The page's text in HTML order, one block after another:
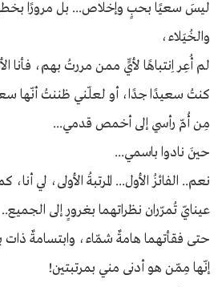
ليسَ سعيًا بحبٍ وإخلاص... بل مرورًا
والخُيَلاء،
لم أُعِر اِنتباهًا لأيٍّ ممن مررتُ بهم، فأنا
كنتُ سعيدًا جدًا، أو لعلّني ظننتُ أنّها
مِن أُمّ رأسي إلى أخمص قدمي...
حينَ نادوا باسمي...
نعم.. الفائزُ الأول... المرتبةُ الأولى، لي
عينايّ تُمرّران نظراتهما بغرورٍ إلى الجميع..
حتى فقأتهما هامةٌ شمّاء، وابتسامةٌ ذات
إنّها مِمّن هو أدنى مني بمرتبتين!